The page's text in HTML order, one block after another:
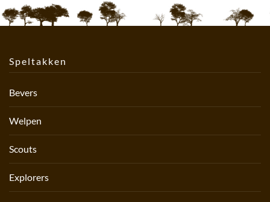
Speltakken
Bevers
Welpen
Scouts
Explorers